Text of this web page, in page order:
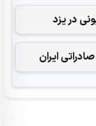
در یزد
ایران